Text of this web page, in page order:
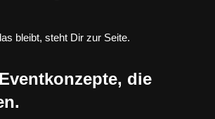
bleibt, steht Dir zur Seite.
die